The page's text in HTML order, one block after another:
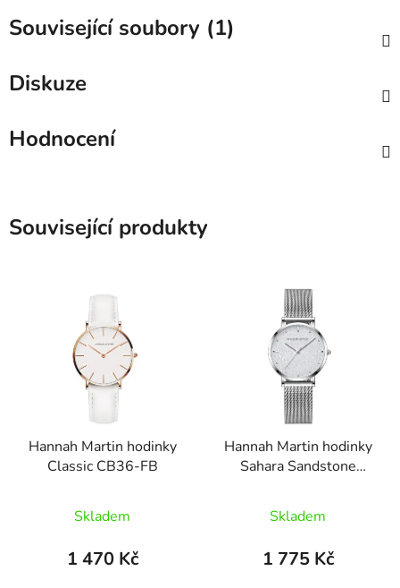
Související soubory (1)
Diskuze
Hodnocení
Související produkty
Hannah Martin hodinky
Classic CB36-FB
Skladem
1 470 Kč
Hannah Martin hodinky
Sahara Sandstone
Skladem
1 775 Kč